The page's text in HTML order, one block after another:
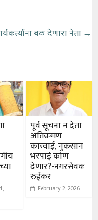
बळ देणारा नेता →
पूर्व सूचना न देता
अतिक्रमण
कारवाई, नुकसान
भरपाई कोण
देणार?-नगरसेवक
रुईकर
February 2, 2026